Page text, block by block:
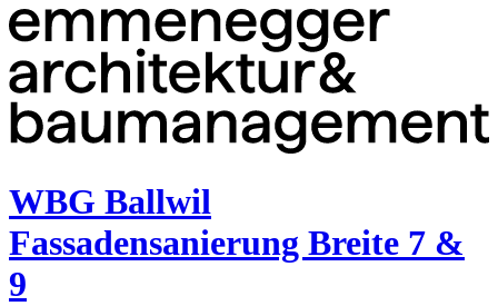
WBG Ballwil
Fassadensanierung Breite 7 &
9